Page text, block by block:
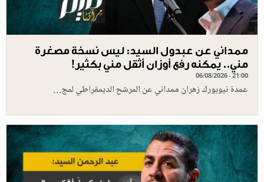
ممداني عن عبدول السيد: ليس نسخة مصغرة
مني.. يمكنه رفع أوزان أثقل مني بكثير!
06/08/2026 - 21:00
عمدة نيويورك زهران ممداني عن المرشح الديمقراطي لمج…